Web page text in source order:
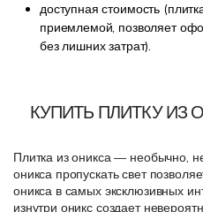
доступная стоимость
приемлемой, позволяет
без лишних затрат).
КУПИТЬ ПЛИТКУ ИЗ
Плитка из оникса — необычно,
оникса пропускать свет
оникса в самых эксклюзивных
изнутри оникс создает